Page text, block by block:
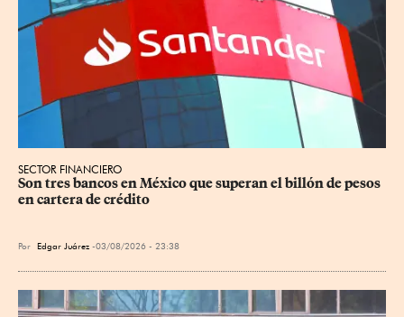
SECTOR FINANCIERO
Son tres bancos en México que superan el billón de pesos
en cartera de crédito
Por Edgar Juárez 03/08/2026 - 23:38